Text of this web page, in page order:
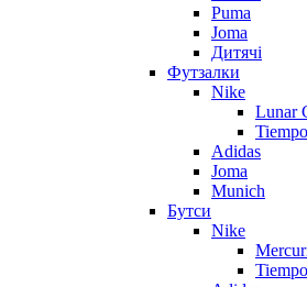
Puma
Joma
Дитячі
Футзалки
Nike
Lunar
Tiempo
Adidas
Joma
Munich
Бутси
Nike
Tiempo